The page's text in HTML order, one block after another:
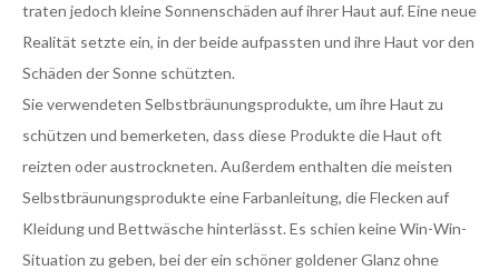
traten jedoch kleine Sonnenschäden auf ihrer Haut auf. Eine neue
Realität setzte ein, in der beide aufpassten und ihre Haut vor den
Schäden der Sonne schützten.
Sie verwendeten Selbstbräunungsprodukte, um ihre Haut zu
schützen und bemerketen, dass diese Produkte die Haut oft
reizten oder austrockneten. Außerdem enthalten die meisten
Selbstbräunungsprodukte eine Farbanleitung, die Flecken auf
Kleidung und Bettwäsche hinterlässt. Es schien keine Win-Win-
Situation zu geben, bei der ein schöner goldener Glanz ohne